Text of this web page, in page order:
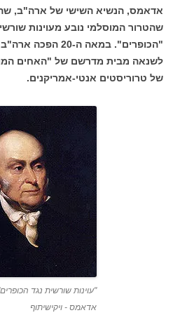
אדאמס, הנשיא השישי של ארה"ב,
שהטרור המוסלמי נובע מעוינות
"הכופרים". במאה ה-
לשנאה מבית מדרשם של "האחים
של טרוריסטים אנטי-אמריקנים.
"עוינות שורשית נגד הכופרים".
אדאמס - ויקישיתוף